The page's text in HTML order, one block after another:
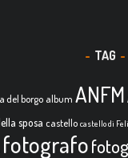
TAG
del borgo album ANFM
sposa castello castello di
fotografo